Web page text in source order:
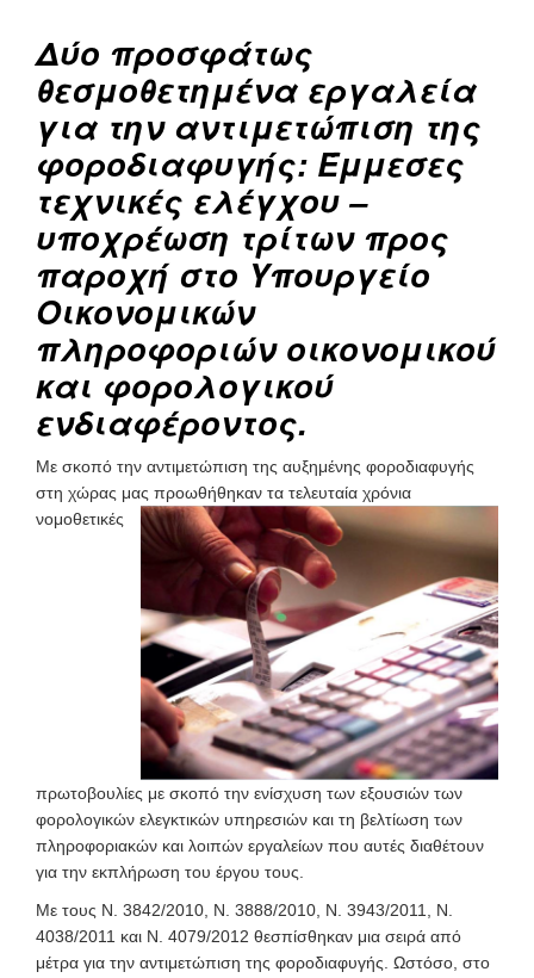
Δύο προσφάτως
θεσμοθετημένα εργαλεία
για την αντιμετώπιση της
φοροδιαφυγής: Έμμεσες
τεχνικές ελέγχου –
υποχρέωση τρίτων προς
παροχή στο Υπουργείο
Οικονομικών
πληροφοριών οικονομικού
και φορολογικού
ενδιαφέροντος.
Με σκοπό την αντιμετώπιση της αυξημένης φοροδιαφυγής
στη χώρας μας προωθήθηκαν τα τελευταία χρόνια
νομοθετικές
πρωτοβουλίες με σκοπό την ενίσχυση των εξουσιών των
φορολογικών ελεγκτικών υπηρεσιών και τη βελτίωση των
πληροφοριακών και λοιπών εργαλείων που αυτές διαθέτουν
για την εκπλήρωση του έργου τους.
Με τους Ν. 3842/2010, N. 3888/2010, Ν. 3943/2011, Ν.
4038/2011 και Ν. 4079/2012 θεσπίσθηκαν μια σειρά από
μέτρα για την αντιμετώπιση της φοροδιαφυγής. Ωστόσο, στο